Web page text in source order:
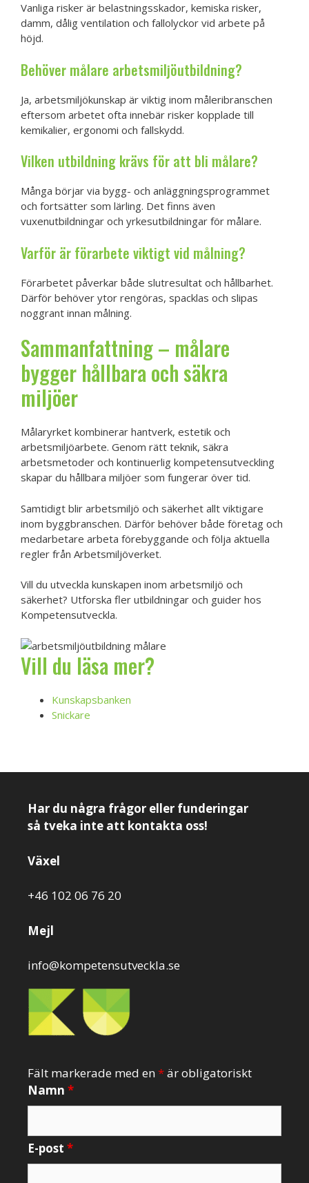
Vanliga risker är belastningsskador, kemiska risker,
damm, dålig ventilation och fallolyckor vid arbete på
höjd.
Behöver målare arbetsmiljöutbildning?
Ja, arbetsmiljökunskap är viktig inom måleribranschen
eftersom arbetet ofta innebär risker kopplade till
kemikalier, ergonomi och fallskydd.
Vilken utbildning krävs för att bli målare?
Många börjar via bygg- och anläggningsprogrammet
och fortsätter som lärling. Det finns även
vuxenutbildningar och yrkesutbildningar för målare.
Varför är förarbete viktigt vid målning?
Förarbetet påverkar både slutresultat och hållbarhet.
Därför behöver ytor rengöras, spacklas och slipas
noggrant innan målning.
Sammanfattning – målare
bygger hållbara och säkra
miljöer
Målaryrket kombinerar hantverk, estetik och
arbetsmiljöarbete. Genom rätt teknik, säkra
arbetsmetoder och kontinuerlig kompetensutveckling
skapar du hållbara miljöer som fungerar över tid.
Samtidigt blir arbetsmiljö och säkerhet allt viktigare
inom byggbranschen. Därför behöver både företag och
medarbetare arbeta förebyggande och följa aktuella
regler från Arbetsmiljöverket.
Vill du utveckla kunskapen inom arbetsmiljö och
säkerhet? Utforska fler utbildningar och guider hos
Kompetensutveckla.
Vill du läsa mer?
Kunskapsbanken
Snickare
Har du några frågor eller funderingar
så tveka inte att kontakta oss!
Växel
+46 102 06 76 20
Mejl
info@kompetensutveckla.se
Fält markerade med en*är obligatoriskt
Namn *
E-post *